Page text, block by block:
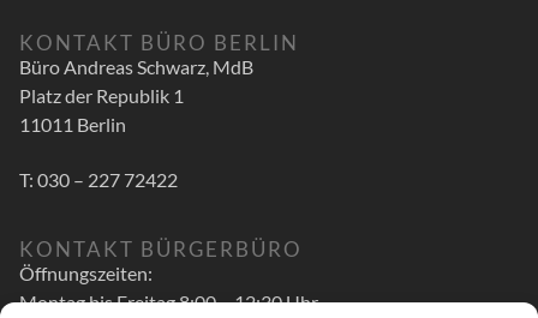
KONTAKT BÜRO BERLIN
Büro Andreas Schwarz, MdB
Platz der Republik 1
11011 Berlin
T: 030 – 227 72422
KONTAKT BÜRGERBÜRO
Öffnungszeiten:
Montag bis Freitag 8:00 – 12:30 Uhr